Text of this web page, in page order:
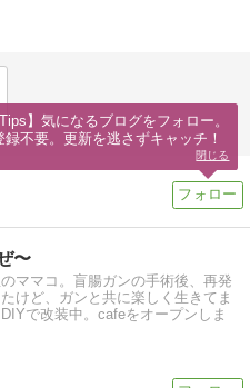
〜
ママコ。盲腸ガンの手術後、再発
けど、ガンと共に楽しく生きてま
で改装中。cafeをオープンしま
Tips】気になるブログをフォロー。
録不要。更新を逃さずキャッチ！
閉じる